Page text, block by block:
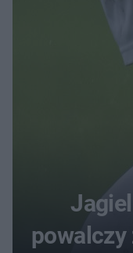
powalczy